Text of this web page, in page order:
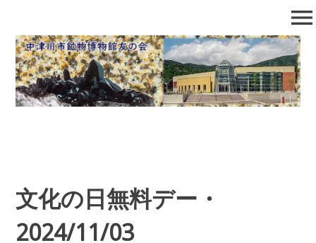
中津川市鉱物博物館友の会
石の博物館で自然となかよくなろう！
menu
文化の日無料デー・
2024/11/03